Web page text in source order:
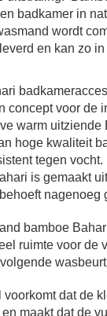
badkamer in
wordt
en kan zo
concept voor de
warm uitziende
hoge kwaliteit
tegen
is gemaakt
nagenoeg
bamboe
ruimte voor de
voorkomt dat de
maakt dat de